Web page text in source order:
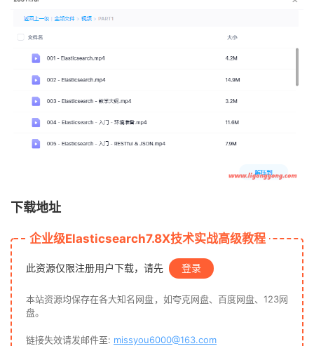
下载地址
企业级Elasticsearch7.8X技术实战高级教程
此资源仅限注册用户下载，请先 登录
本站资源均保存在各大知名网盘，如夸克网盘、百度网盘、123网
盘。
链接失效请发邮件至: missyou6000@163.com